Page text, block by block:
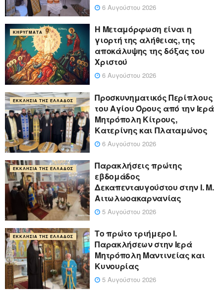
6 Αυγούστου 2026
ΚΗΡΎΓΜΑΤΑ
Η Μεταμόρφωση είναι η
γιορτή της αλήθειας, της
αποκάλυψης της δόξας του
Χριστού
6 Αυγούστου 2026
ΕΚΚΛΗΣΊΑ ΤΗΣ ΕΛΛΆΔΟΣ
Προσκυνηματικός Περίπλους
του Αγίου Όρους από την Ιερά
Μητρόπολη Κίτρους,
Κατερίνης και Πλαταμώνος
6 Αυγούστου 2026
ΕΚΚΛΗΣΊΑ ΤΗΣ ΕΛΛΆΔΟΣ
Παρακλήσεις πρώτης
εβδομάδος
Δεκαπενταυγούστου στην Ι. Μ.
Αιτωλωοακαρνανίας
5 Αυγούστου 2026
ΕΚΚΛΗΣΊΑ ΤΗΣ ΕΛΛΆΔΟΣ
Το πρώτο τριήμερο Ι.
Παρακλήσεων στην Ιερά
Μητρόπολη Μαντινείας και
Κυνουρίας
5 Αυγούστου 2026